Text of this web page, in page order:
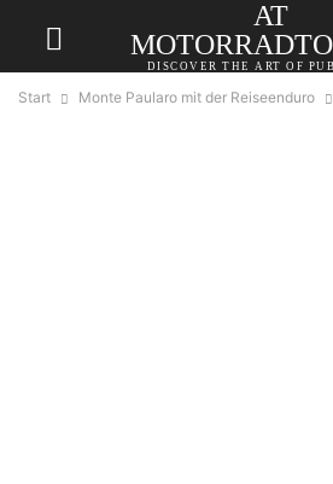
AT
DISCOVER THE ART OF
Start Monte Paularo mit der Reiseenduro